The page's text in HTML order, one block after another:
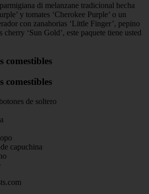
di melanzane tradicional hecha
y tomates ‘Cherokee Purple’ o un
con zanahorias ‘Little Finger’, pepino
cherry ‘Sun Gold’, este paquete tiene usted
comestibles
comestibles
de soltero
capuchina